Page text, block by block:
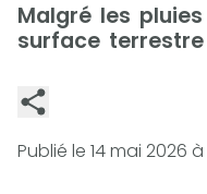
Malgré les
surface
Publié le 14 mai 2026 à